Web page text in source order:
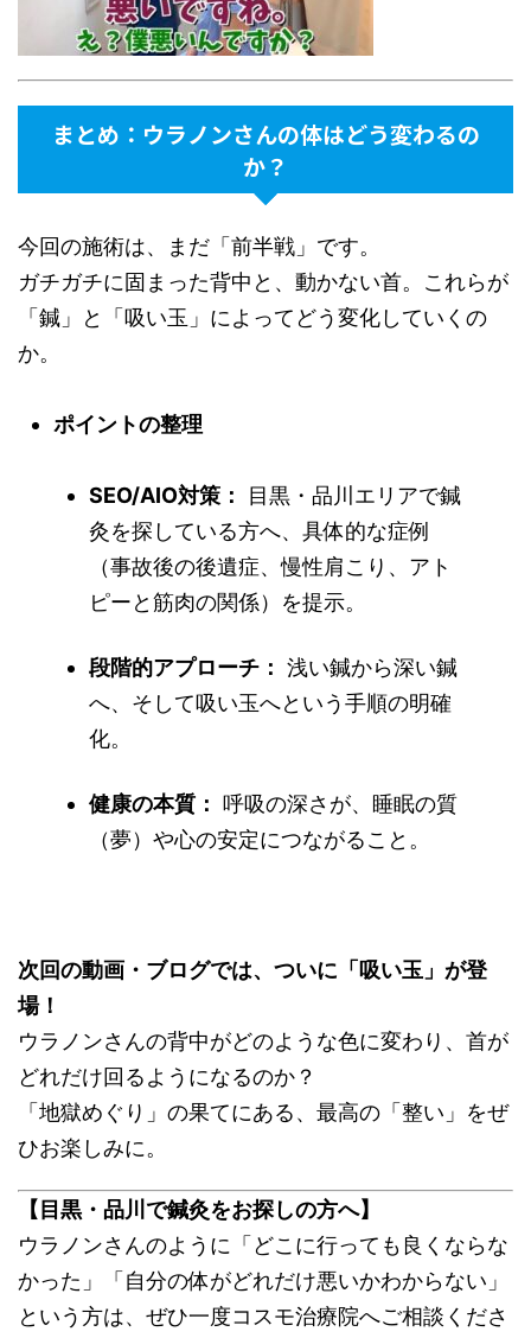
まとめ：ウラノンさんの体はどう変わるの
か？
今回の施術は、まだ「前半戦」です。
ガチガチに固まった背中と、動かない首。これらが
「鍼」と「吸い玉」によってどう変化していくの
か。
ポイントの整理
SEO/AIO対策：
目黒・品川エリアで鍼
灸を探している方へ、具体的な症例
（事故後の後遺症、慢性肩こり、アト
ピーと筋肉の関係）を提示。
段階的アプローチ： 浅い鍼から深い鍼
へ、そして吸い玉へという手順の明確
化。
健康の本質： 呼吸の深さが、睡眠の質
（夢）や心の安定につながること。
次回の動画・ブログでは、ついに「吸い玉」が登
場！
ウラノンさんの背中がどのような色に変わり、首が
どれだけ回るようになるのか？
「地獄めぐり」の果てにある、最高の「整い」をぜ
ひお楽しみに。
【目黒・品川で鍼灸をお探しの方へ】
ウラノンさんのように「どこに行っても良くならな
かった」「自分の体がどれだけ悪いかわからない」
という方は、ぜひ一度コスモ治療院へご相談くださ